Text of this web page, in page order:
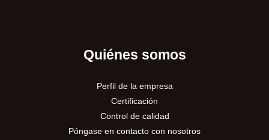
Quiénes somos
Perfil de la empresa
Certificación
Control de calidad
Póngase en contacto con nosotros